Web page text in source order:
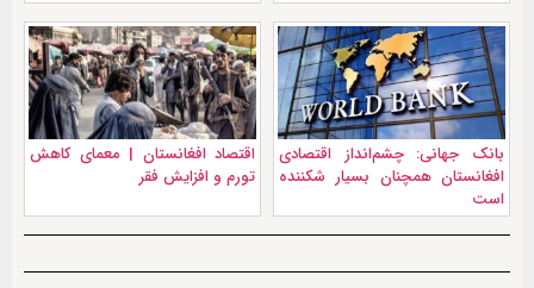
بانک جهانی: چشم‌انداز اقتصادی
افغانستان همچنان بسیار شکننده
است
اقتصاد افغانستان | معمای کاهش
تورم و افزایش فقر